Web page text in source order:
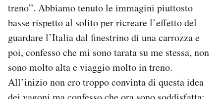
treno”. Abbiamo tenuto le immagini piuttosto
basse rispetto al solito per ricreare l’effetto del
guardare l’Italia dal finestrino di una carrozza e
poi, confesso che mi sono tarata su me stessa, non
sono molto alta e viaggio molto in treno.
All’inizio non ero troppo convinta di questa idea